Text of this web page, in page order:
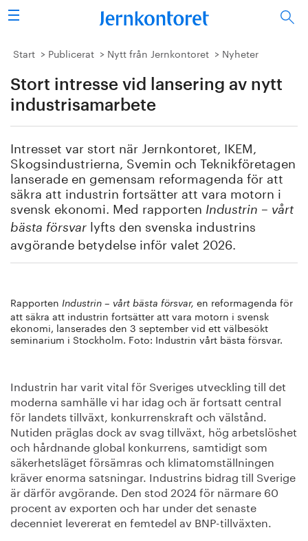
Sök
Stålindustrin
Vision 2050
Energi/miljö
Vi tycker
Publicerat
Bildbank
Start Publicerat Nytt från Jernkontoret Nyheter
Stort intresse vid lansering av nytt
industrisamarbete
Intresset var stort när Jernkontoret, IKEM,
Skogsindustrierna, Svemin och Teknikföretagen
lanserade en gemensam reformagenda för att
säkra att industrin fortsätter att vara motorn i
svensk ekonomi. Med rapporten Industrin – vårt
bästa försvar lyfts den svenska industrins
avgörande betydelse inför valet 2026.
Rapporten Industrin – vårt bästa försvar, en reformagenda för
att säkra att industrin fortsätter att vara motorn i svensk
ekonomi, lanserades den 3 september vid ett välbesökt
seminarium i Stockholm. Foto: Industrin vårt bästa försvar.
Industrin har varit vital för Sveriges utveckling till det
moderna samhälle vi har idag och är fortsatt central
för landets tillväxt, konkurrenskraft och välstånd.
Nutiden präglas dock av svag tillväxt, hög arbetslöshet
och hårdnande global konkurrens, samtidigt som
säkerhetsläget försämras och klimatomställningen
kräver enorma satsningar. Industrins bidrag till Sverige
är därför avgörande. Den stod 2024 för närmare 60
procent av exporten och har under det senaste
decenniet levererat en femtedel av BNP-tillväxten.